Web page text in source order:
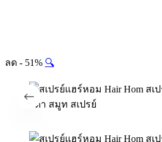
ลด - 51% 🔍